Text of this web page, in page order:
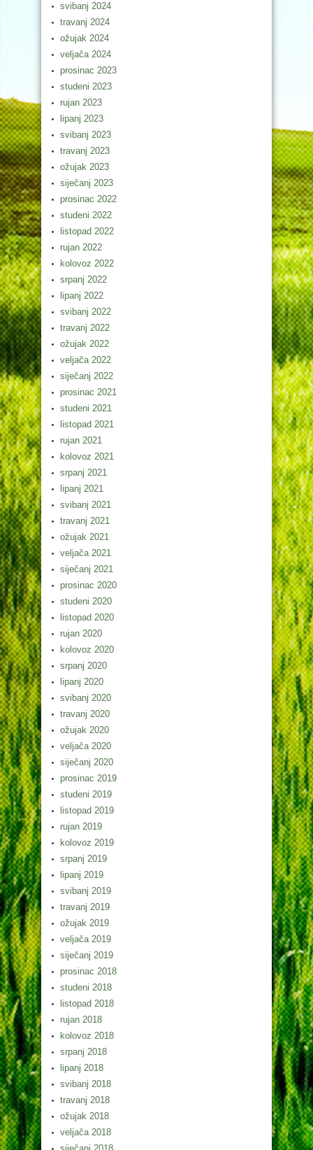
svibanj 2024
travanj 2024
ožujak 2024
veljača 2024
prosinac 2023
studeni 2023
rujan 2023
lipanj 2023
svibanj 2023
travanj 2023
ožujak 2023
siječanj 2023
prosinac 2022
studeni 2022
listopad 2022
rujan 2022
kolovoz 2022
srpanj 2022
lipanj 2022
svibanj 2022
travanj 2022
ožujak 2022
veljača 2022
siječanj 2022
prosinac 2021
studeni 2021
listopad 2021
rujan 2021
kolovoz 2021
srpanj 2021
lipanj 2021
svibanj 2021
travanj 2021
ožujak 2021
veljača 2021
siječanj 2021
prosinac 2020
studeni 2020
listopad 2020
rujan 2020
kolovoz 2020
srpanj 2020
lipanj 2020
svibanj 2020
travanj 2020
ožujak 2020
veljača 2020
siječanj 2020
prosinac 2019
studeni 2019
listopad 2019
rujan 2019
kolovoz 2019
srpanj 2019
lipanj 2019
svibanj 2019
travanj 2019
ožujak 2019
veljača 2019
siječanj 2019
prosinac 2018
studeni 2018
listopad 2018
rujan 2018
kolovoz 2018
srpanj 2018
lipanj 2018
svibanj 2018
travanj 2018
ožujak 2018
veljača 2018